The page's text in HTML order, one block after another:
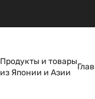
Продукты и товары
из Японии и Азии